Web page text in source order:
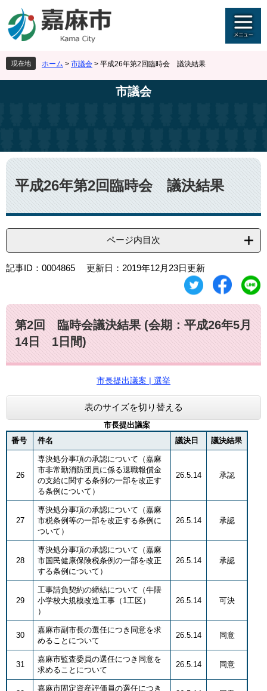
ジ
先
頭
で
ュ
を
飛
ば
現在地 ホーム > 市議会 > 平成26年第2回臨時会 議決結果
市議会
本
文
平成26年第2回臨時会 議決結果
ページ内目次
記事ID：0004865 更新日：2019年12月23日更新
第2回 臨時会議決結果 (会期：平成26年5月
14日 1日間)
市長提出議案 | 選挙
表のサイズを切り替える
市長提出議案
番号
件名 議決日 議決結果
26
専決処分事項の承認について（嘉麻
市非常勤消防団員に係る退職報償金
の支給に関する条例の一部を改正す
る条例について）
26.5.14 承認
27
専決処分事項の承認について（嘉麻
市税条例等の一部を改正する条例に
ついて）
26.5.14 承認
28
専決処分事項の承認について（嘉麻
市国民健康保険税条例の一部を改正
する条例について）
26.5.14 承認
29
工事請負契約の締結について（牛隈
小学校大規模改造工事（1工区）
）
26.5.14 可決
30
嘉麻市副市長の選任につき同意を求
めることについて
26.5.14 同意
31
嘉麻市監査委員の選任につき同意を
求めることについて
26.5.14 同意
嘉麻市固定資産評価員の選任につき